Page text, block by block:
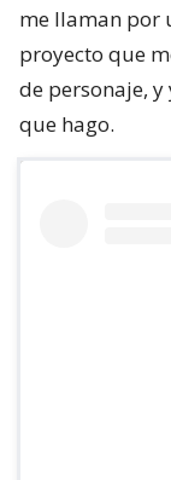
me llaman por
proyecto que
de personaje,
que hago.